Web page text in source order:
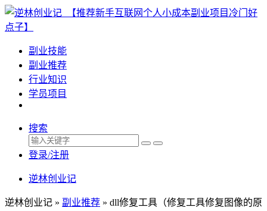
副业技能
副业推荐
行业知识
学员项目
搜索
登录/注册
逆林创业记
逆林创业记 » 副业推荐 » dll修复工具（修复工具修复图像的原